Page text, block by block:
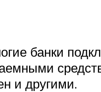
банки
и другими.